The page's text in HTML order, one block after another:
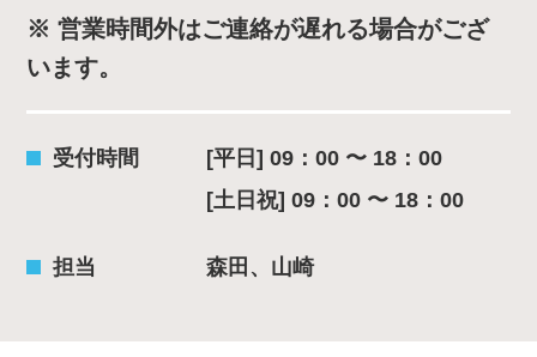
※ 営業時間外はご連絡が遅れる場合がござ
います。
受付時間
[平日] 09：00 〜 18：00
[土日祝] 09：00 〜 18：00
担当 森田、山崎